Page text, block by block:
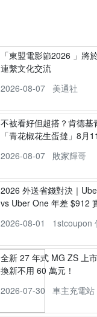
「東盟電影節2026 」將
連繫文化交流
2026-08-07
美通社
不被看好但超搭？肯德
「青花椒花生蛋撻」8月
2026-08-07
敗家輝哥
2026 外送省錢對決｜
vs Uber One 年差 $912
2026-08-01
1stcoupon
全新 27 年式 MG ZS 上
換新不用 60 萬元！
2026-07-30
車主充電站